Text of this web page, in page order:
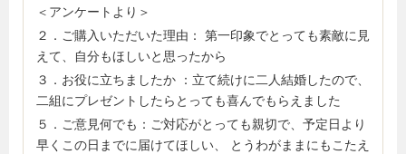
＜アンケートより＞
２．ご購入いただいた理由： 第一印象でとっても素敵に見
えて、自分もほしいと思ったから
３．お役に立ちましたか ：立て続けに二人結婚したので、
二組にプレゼントしたらとっても喜んでもらえました
５．ご意見何でも：ご対応がとっても親切で、予定日より
早くこの日までに届けてほしい、 とうわがままにもこたえ